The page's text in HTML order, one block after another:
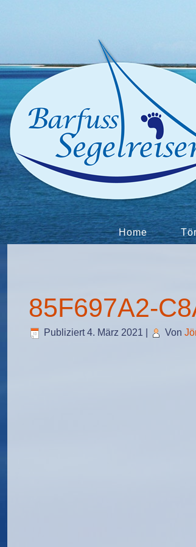
Home
85F697A2-
Publiziert 4. März 2021 Von